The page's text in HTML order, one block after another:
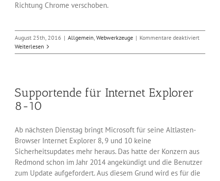
Richtung Chrome verschoben.
August 25th, 2016 | Allgemein, Webwerkzeuge | Kommentare deaktiviertfür
Zweite
Weiterlesen
Supportende für Internet Explorer
8-10
Ab nächsten Dienstag bringt Microsoft für seine Altlasten-
Browser Internet Explorer 8, 9 und 10 keine
Sicherheitsupdates mehr heraus. Das hatte der Konzern aus
Redmond schon im Jahr 2014 angekündigt und die Benutzer
zum Update aufgefordert. Aus diesem Grund wird es für die